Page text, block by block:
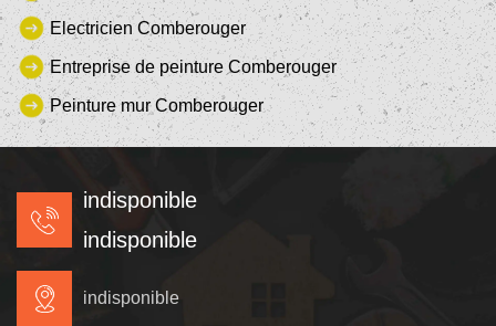
Electricien Comberouger
Entreprise de peinture Comberouger
Peinture mur Comberouger
indisponible
indisponible
indisponible